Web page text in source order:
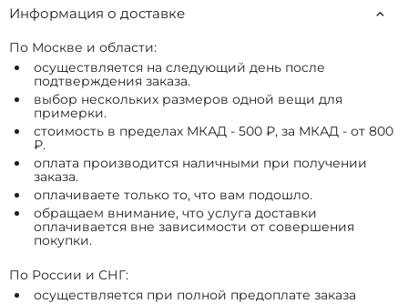
Информация о доставке
По Москве и области:
осуществляется на следующий день после
подтверждения заказа.
выбор нескольких размеров одной вещи для
примерки.
стоимость в пределах МКАД - 500 ₽, за МКАД - от 800
₽.
оплата производится наличными при получении
заказа.
оплачиваете только то, что вам подошло.
обращаем внимание, что услуга доставки
оплачивается вне зависимости от совершения
покупки.
По России и СНГ:
осуществляется при полной предоплате заказа